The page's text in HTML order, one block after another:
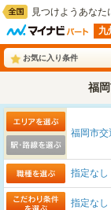
見つけようあなた
九
お気に入り条件
福
福岡市
指定なし
指定なし